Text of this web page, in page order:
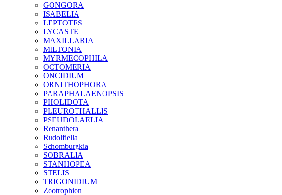
GONGORA
ISABELIA
LEPTOTES
LYCASTE
MAXILLARIA
MILTONIA
MYRMECOPHILA
OCTOMERIA
ONCIDIUM
ORNITHOPHORA
PARAPHALAENOPSIS
PHOLIDOTA
PLEUROTHALLIS
PSEUDOLAELIA
Renanthera
Rudolfiella
Schomburgkia
SOBRALIA
STANHOPEA
STELIS
TRIGONIDIUM
Zootrophion